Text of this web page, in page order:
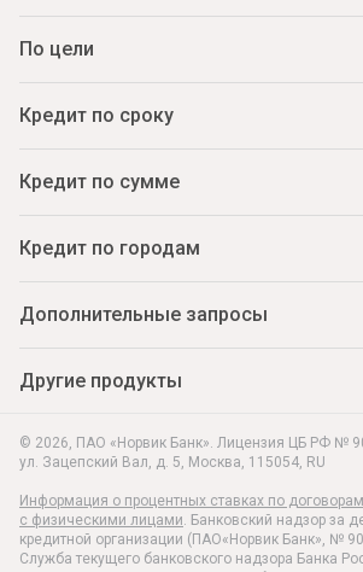
© 2026, ПАО «Норвик Банк». Лицензия ЦБ РФ №
ул. Зацепский Вал, д. 5, Москва, 115054, RU
Информация о процентных ставках по
с физическими лицами. Банковский надзор за
кредитной организации (ПАО«Норвик Банк», №
Служба текущего банковского надзора Банка
По цели
Кредит по сроку
Кредит по сумме
Кредит по городам
Дополнительные запросы
Другие продукты